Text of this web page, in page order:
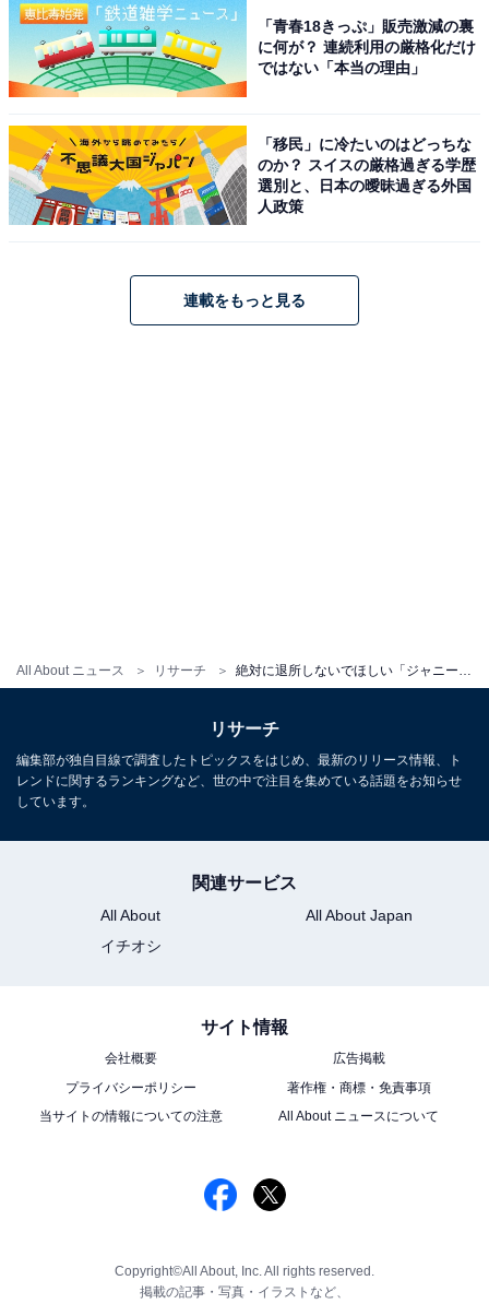
All About ニュース リサーチ 絶対に退所しないでほしい「ジャニーズタレント」ランキング！ 「KinKi Kids」の2人を抑えた1位は？
「青春18きっぷ」販売激減の裏
に何が？ 連続利用の厳格化だけ
ではない「本当の理由」
「移民」に冷たいのはどっちな
のか？ スイスの厳格過ぎる学歴
選別と、日本の曖昧過ぎる外国
人政策
連載をもっと見る
リサーチ
編集部が独自目線で調査したトピックスをはじめ、最新のリリース情報、ト
レンドに関するランキングなど、世の中で注目を集めている話題をお知らせ
しています。
関連サービス
All About
All About Japan
イチオシ
サイト情報
会社概要
広告掲載
プライバシーポリシー
著作権・商標・免責事項
当サイトの情報についての注意
All About ニュースについて
Copyright©All About, Inc. All rights reserved.
掲載の記事・写真・イラストなど、